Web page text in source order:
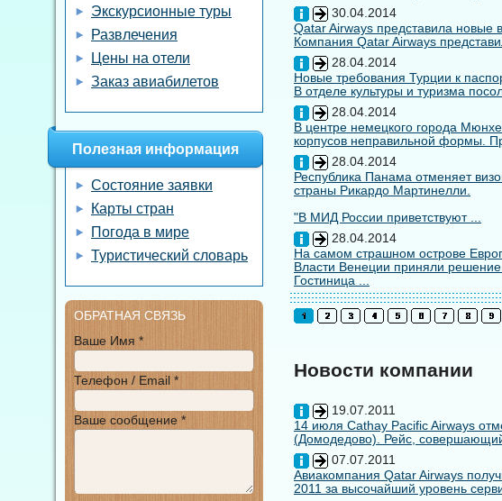
30.04.2014
Qatar Airways представила новые
Компания Qatar Airways
28.04.2014
Новые требования Турции к
В отделе культуры и туризма
28.04.2014
В центре немецкого города
корпусов неправильной формы.
28.04.2014
Республика Панама отменяет
страны Рикардо Мартинелли.
"В МИД России приветствуют ...
28.04.2014
На самом страшном острове
Власти Венеции приняли решение
Гостиница ...
Новости компании
19.07.2011
14 июля Cathay Pacific Airways
(Домодедово). Рейс,
07.07.2011
Авиакомпания Qatar Airways
2011 за высочайший уровень
Экскурсионные туры
Развлечения
Цены на отели
Заказ авиабилетов
Полезная информация
Состояние заявки
Карты стран
Погода в мире
Туристический словарь
ОБРАТНАЯ СВЯЗЬ
Ваше Имя *
Телефон / Email *
Ваше сообщение *